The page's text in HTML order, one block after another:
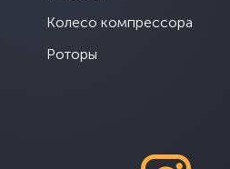
Колесо компрессора
Роторы